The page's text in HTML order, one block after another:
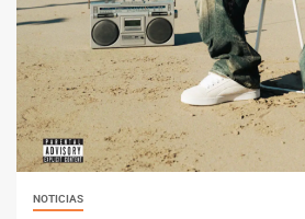
NOTICIAS